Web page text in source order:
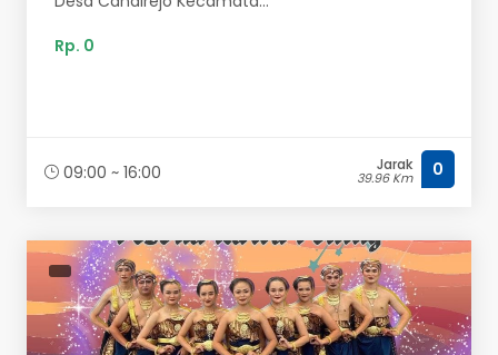
Rp. 0
09:00 ~ 16:00 Jarak
39.96 Km 0